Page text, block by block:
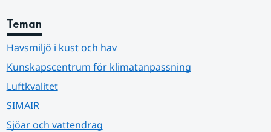
Teman
Havsmiljö i kust och hav
Kunskapscentrum för klimatanpassning
Luftkvalitet
SIMAIR
Sjöar och vattendrag